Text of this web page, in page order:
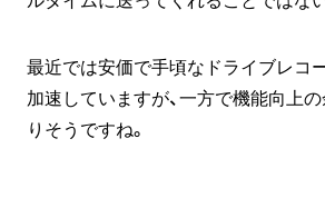
最近では安価で手頃なドライブレコ
加速していますが、一方で機能向上
りそうですね。